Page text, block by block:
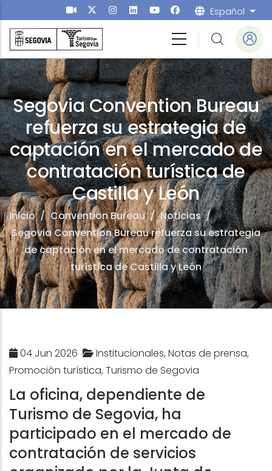
Pasar al contenido principal Español
Bureau
Segovia Convention Bureau
refuerza su estrategia de
captación en el mercado de
contratación turística de
Castilla y León
Inicio/ Convention Bureau/ Noticias/
Segovia Convention Bureau refuerza su estrategia
de captación en el mercado de contratación
turística de Castilla y León
04 Jun 2026
Institucionales, Notas de prensa,
Promoción turística, Turismo de Segovia
La oficina, dependiente de
Turismo de Segovia, ha
participado en el mercado de
contratación de servicios